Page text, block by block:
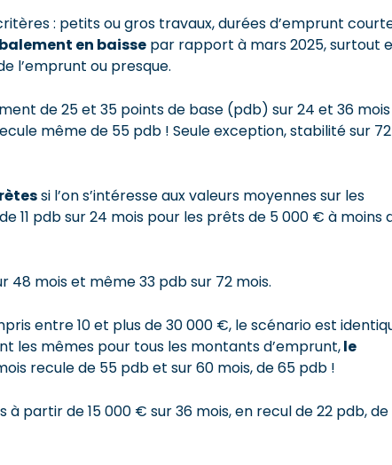
: petits ou gros travaux, durées d’emprunt
en baisse par rapport à mars 2025, surtout
l’emprunt ou presque.
de 25 et 35 points de base (pdb) sur 24 et 36 mois
même de 55 pdb ! Seule exception, stabilité sur 72
si l’on s’intéresse aux valeurs moyennes sur les
11 pdb sur 24 mois pour les prêts de 5 000 € à moins
48 mois et même 33 pdb sur 72 mois.
entre 10 et plus de 30 000 €, le scénario est
les mêmes pour tous les montants d’emprunt,le
recule de 55 pdb et sur 60 mois, de 65 pdb !
partir de 15 000 € sur 36 mois, en recul de 22 pdb, de